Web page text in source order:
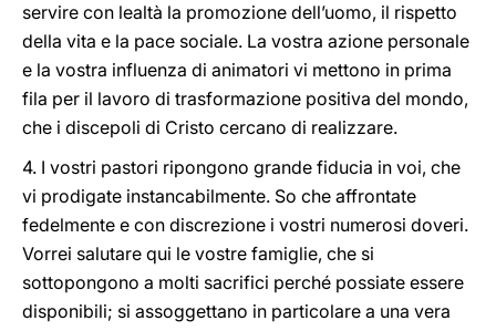
servire con lealtà la promozione dell’uomo, il rispetto
della vita e la pace sociale. La vostra azione personale
e la vostra influenza di animatori vi mettono in prima
fila per il lavoro di trasformazione positiva del mondo,
che i discepoli di Cristo cercano di realizzare.
4. I vostri pastori ripongono grande fiducia in voi, che
vi prodigate instancabilmente. So che affrontate
fedelmente e con discrezione i vostri numerosi doveri.
Vorrei salutare qui le vostre famiglie, che si
sottopongono a molti sacrifici perché possiate essere
disponibili; si assoggettano in particolare a una vera